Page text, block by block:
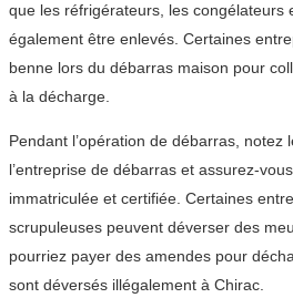
que les réfrigérateurs, les congélateurs
également être enlevés. Certaines
benne lors du débarras maison pour
à la décharge.
Pendant l’opération de débarras,
l’entreprise de débarras et assurez-
immatriculée et certifiée. Certaines
scrupuleuses peuvent déverser des
pourriez payer des amendes pour
sont déversés illégalement à Chirac.